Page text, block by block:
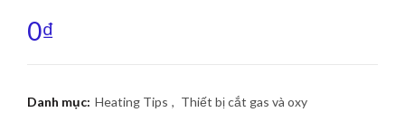
0₫
Danh mục: Heating Tips , Thiết bị cắt gas và oxy